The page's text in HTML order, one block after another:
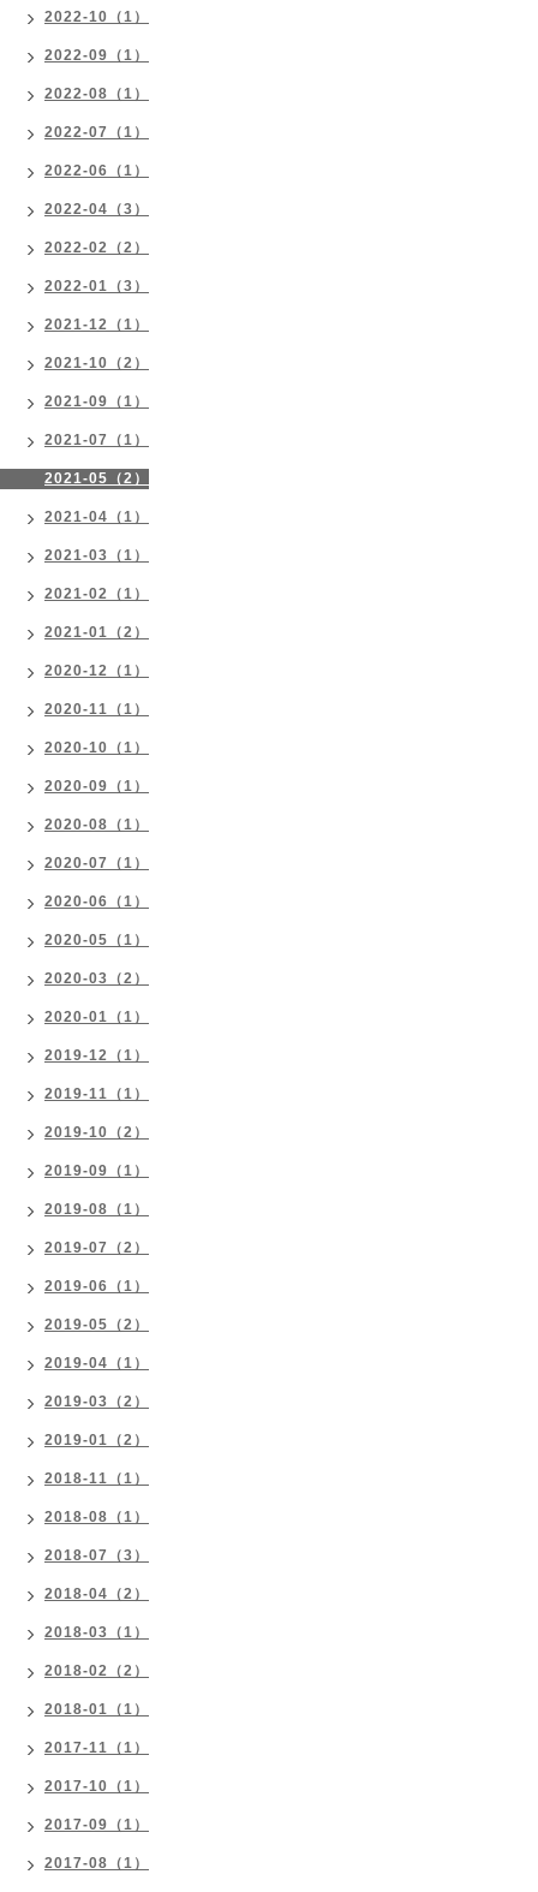
2022-10（1）
2022-09（1）
2022-08（1）
2022-07（1）
2022-06（1）
2022-04（3）
2022-02（2）
2022-01（3）
2021-12（1）
2021-10（2）
2021-09（1）
2021-07（1）
2021-05（2）
2021-04（1）
2021-03（1）
2021-02（1）
2021-01（2）
2020-12（1）
2020-11（1）
2020-10（1）
2020-09（1）
2020-08（1）
2020-07（1）
2020-06（1）
2020-05（1）
2020-03（2）
2020-01（1）
2019-12（1）
2019-11（1）
2019-10（2）
2019-09（1）
2019-08（1）
2019-07（2）
2019-06（1）
2019-05（2）
2019-04（1）
2019-03（2）
2019-01（2）
2018-11（1）
2018-08（1）
2018-07（3）
2018-04（2）
2018-03（1）
2018-02（2）
2018-01（1）
2017-11（1）
2017-10（1）
2017-09（1）
2017-08（1）